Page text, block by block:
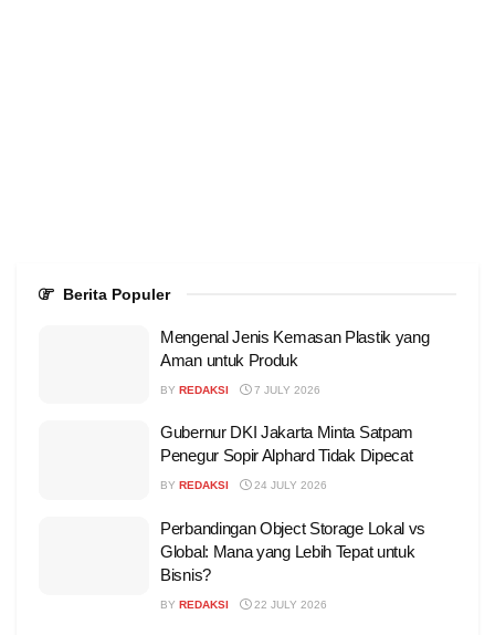
Berita Populer
Mengenal Jenis Kemasan Plastik yang
Aman untuk Produk
BY REDAKSI 7 JULY 2026
Gubernur DKI Jakarta Minta Satpam
Penegur Sopir Alphard Tidak Dipecat
BY REDAKSI 24 JULY 2026
Perbandingan Object Storage Lokal vs
Global: Mana yang Lebih Tepat untuk
Bisnis?
BY REDAKSI 22 JULY 2026